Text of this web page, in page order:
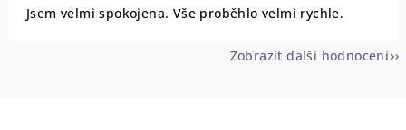
Jsem velmi spokojena. Vše proběhlo velmi rychle.
Zobrazit další hodnocení